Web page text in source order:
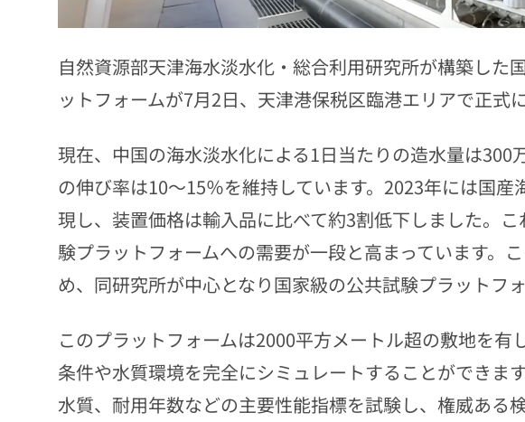
自然資源部天津海水淡水化・総合利用研究所が構築した
ットフォームが7月2日、天津港保税区臨港エリアで正式
現在、中国の海水淡水化による1日当たりの造水量は300
の伸び率は10～15％を維持しています。2023年には国
現し、装置価格は輸入品に比べて約3割低下しました。
験プラットフォームへの需要が一段と高まっています。
め、同研究所が中心となり国家級の公共試験プラットフ
このプラットフォームは2000平方メートル超の敷地を有
条件や水質環境を完全にシミュレートすることができま
水質、耐用年数などの主要性能指標を試験し、権威ある